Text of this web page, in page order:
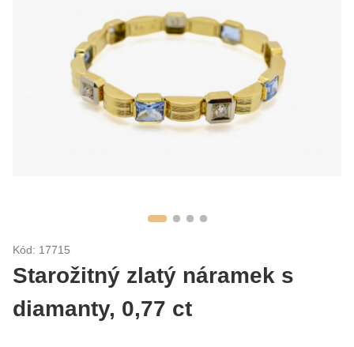
Kód: 17715
Starožitný zlatý náramek s
diamanty, 0,77 ct